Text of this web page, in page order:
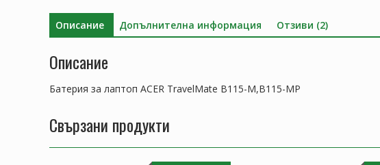
Описание Допълнителна информация Отзиви (2)
Описание
Батерия за лаптоп ACER TravelMate B115-M,B115-MP
Свързани продукти